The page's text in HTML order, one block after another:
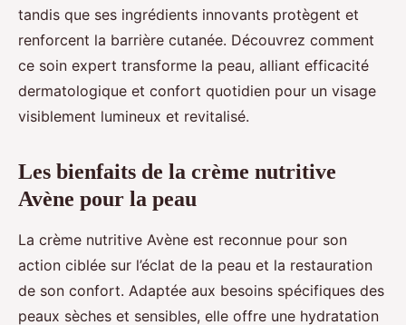
tandis que ses ingrédients innovants protègent et
renforcent la barrière cutanée. Découvrez comment
ce soin expert transforme la peau, alliant efficacité
dermatologique et confort quotidien pour un visage
visiblement lumineux et revitalisé.
Les bienfaits de la crème nutritive
Avène pour la peau
La crème nutritive Avène est reconnue pour son
action ciblée sur l’éclat de la peau et la restauration
de son confort. Adaptée aux besoins spécifiques des
peaux sèches et sensibles, elle offre une hydratation